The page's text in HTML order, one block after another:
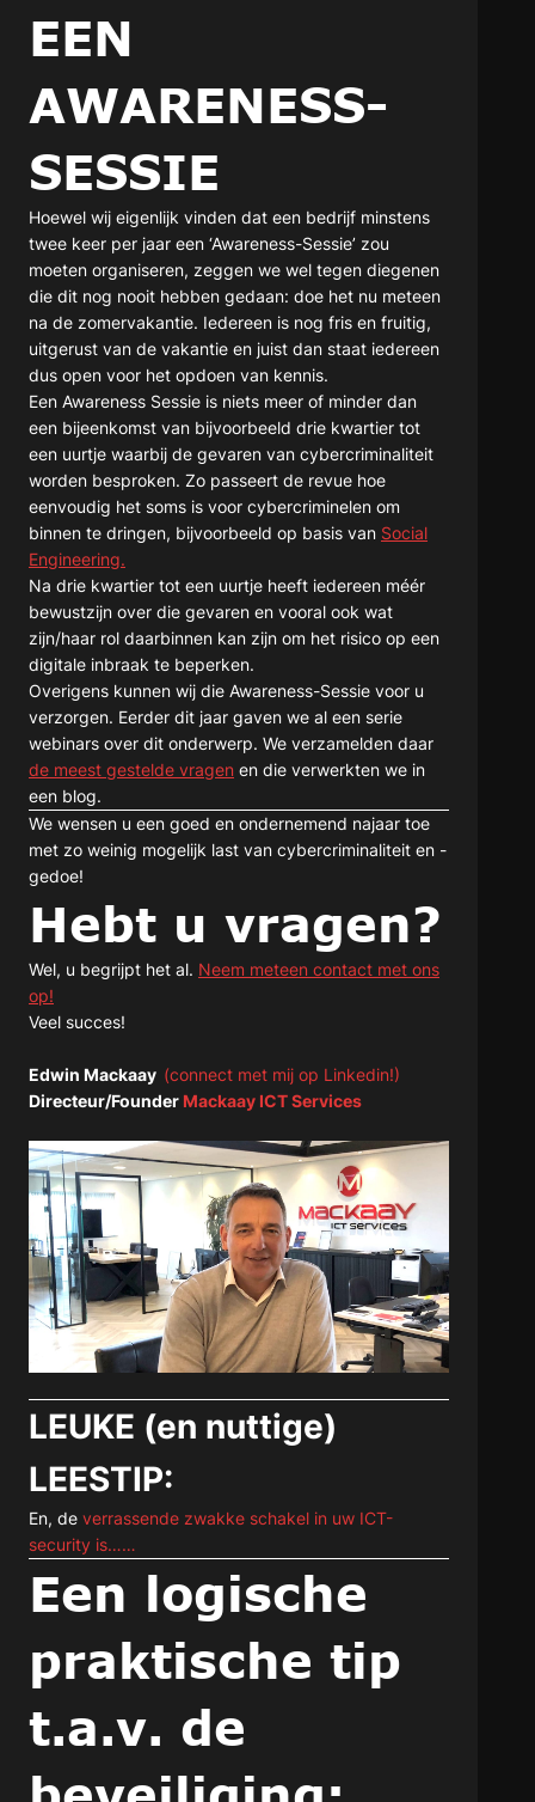
EEN
AWARENESS-
SESSIE
Hoewel wij eigenlijk vinden dat een bedrijf minstens
twee keer per jaar een ‘Awareness-Sessie’ zou
moeten organiseren, zeggen we wel tegen diegenen
die dit nog nooit hebben gedaan: doe het nu meteen
na de zomervakantie. Iedereen is nog fris en fruitig,
uitgerust van de vakantie en juist dan staat iedereen
dus open voor het opdoen van kennis.
Een Awareness Sessie is niets meer of minder dan
een bijeenkomst van bijvoorbeeld drie kwartier tot
een uurtje waarbij de gevaren van cybercriminaliteit
worden besproken. Zo passeert de revue hoe
eenvoudig het soms is voor cybercriminelen om
binnen te dringen, bijvoorbeeld op basis van Social
Engineering.
Na drie kwartier tot een uurtje heeft iedereen méér
bewustzijn over die gevaren en vooral ook wat
zijn/haar rol daarbinnen kan zijn om het risico op een
digitale inbraak te beperken.
Overigens kunnen wij die Awareness-Sessie voor u
verzorgen. Eerder dit jaar gaven we al een serie
webinars over dit onderwerp. We verzamelden daar
de meest gestelde vragen en die verwerkten we in
een blog.
We wensen u een goed en ondernemend najaar toe
met zo weinig mogelijk last van cybercriminaliteit en -
gedoe!
Hebt u vragen?
Wel, u begrijpt het al. Neem meteen contact met ons
op!
Veel succes!
Edwin Mackaay (connect met mij op Linkedin!)
Directeur/Founder Mackaay ICT Services
LEUKE (en nuttige)
LEESTIP:
En, de verrassende zwakke schakel in uw ICT-
security is……
Een logische
praktische tip
t.a.v. de